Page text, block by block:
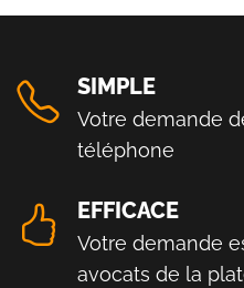
SIMPLE
Votre demande
téléphone
EFFICACE
Votre demande
avocats de la